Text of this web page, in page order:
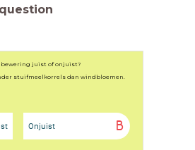
bewering juist of onjuist?
stuifmeelkorrels dan windbloemen.
B
Onjuist